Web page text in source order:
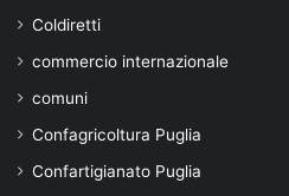
Coldiretti
commercio internazionale
comuni
Confagricoltura Puglia
Confartigianato Puglia